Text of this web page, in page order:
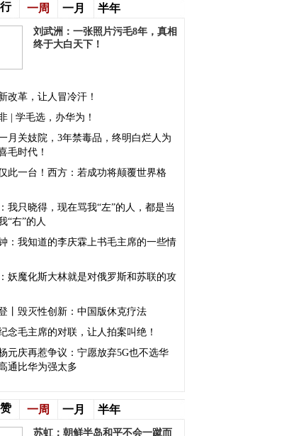
一周 一月 半年
刘武洲：一张照片污毛8年，真相
终于大白天下！
改革，让人冒冷汗！
| 学毛选，办华为！
月关妓院，3年禁毒品，终明白烂人为
毛时代！
此一台！西方：若成功将颠覆世界格
我只晓得，现在骂我“左”的人，都是当
“右”的人
：我知道的李庆霖上书毛主席的一些情
妖魔化斯大林就是对俄罗斯和苏联的攻
丨毁灭性创新：中国版休克疗法
念毛主席的对联，让人拍案叫绝！
元庆再惹争议：宁愿放弃5G也不选华
通比华为强太多
一周 一月 半年
苏虹：朝鲜半岛和平不会一蹴而